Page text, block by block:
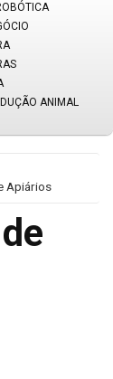
ANIMAL
Apiários